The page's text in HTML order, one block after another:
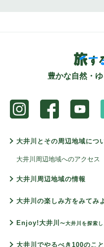
豊かな自然・
大井川とその周辺地域につ
大井川周辺地域へのアクセス
大井川周辺地域の情報
大井川の楽しみ方をみてみ
Enjoy!大井川 〜大井川を探索
大井川でやるべき100のこと